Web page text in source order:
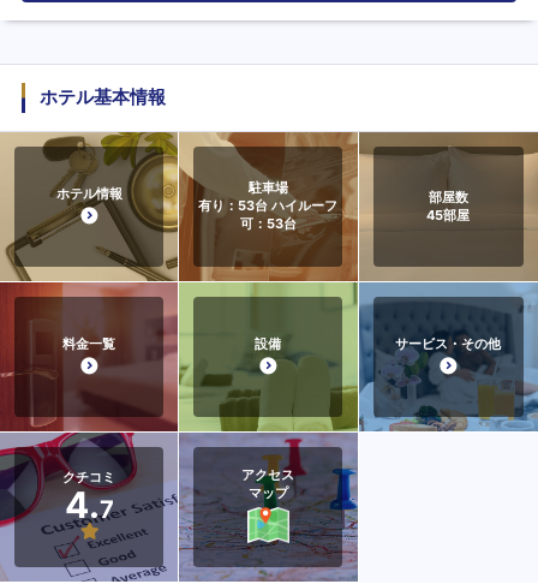
ホテル基本情報
ホテル情報
駐車場
有り：53台 ハイルーフ
可：53台
部屋数
45部屋
料金一覧 設備 サービス・その他
クチコミ
4.7
アクセス
マップ